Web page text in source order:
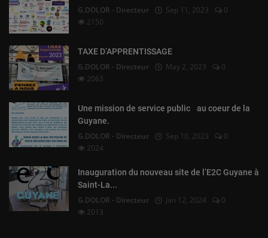
G.DOLOR - Directeur Sep 11, 2023
0
2150
TAXE D’APPRENTISSAGE
G.DOLOR - Directeur May 2, 2023
0
2063
Une mission de service public au coeur de la
Guyane.
G.DOLOR - Directeur Sep 10, 2023
0
2024
Inauguration du nouveau site de l’E2C Guyane à
Saint-La...
G.DOLOR - Directeur Jan 12, 2024
0
2013